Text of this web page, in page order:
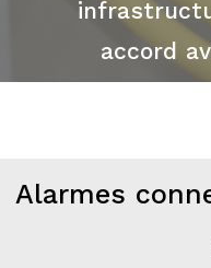
accord
Alarmes